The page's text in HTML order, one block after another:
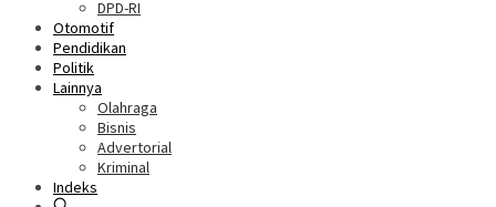
DPD-RI
Otomotif
Pendidikan
Politik
Lainnya
Olahraga
Bisnis
Advertorial
Kriminal
Indeks